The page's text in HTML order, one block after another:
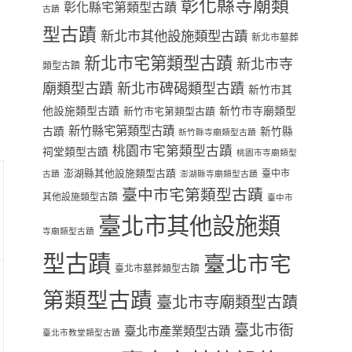
古蹟 彰化縣宅第類型古蹟 彰化縣寺廟類
型古蹟 新北市其他設施類型古蹟 新北市墓葬
類型古蹟 新北市宅第類型古蹟 新北市寺
廟類型古蹟 新北市碑碣類型古蹟 新竹市其
他設施類型古蹟 新竹市宅第類型古蹟 新竹市寺廟類型
古蹟 新竹縣宅第類型古蹟 新竹縣寺廟類型古蹟 新竹縣
祠堂類型古蹟 桃園市宅第類型古蹟 桃園市寺廟類型
古蹟 澎湖縣其他設施類型古蹟 澎湖縣寺廟類型古蹟 臺中市
其他設施類型古蹟 臺中市宅第類型古蹟 臺中市
寺廟類型古蹟 臺北市其他設施類
型古蹟 臺北市墓葬類型古蹟 臺北市宅
第類型古蹟 臺北市寺廟類型古蹟
臺北市教堂類型古蹟 臺北市產業類型古蹟 臺北市衙